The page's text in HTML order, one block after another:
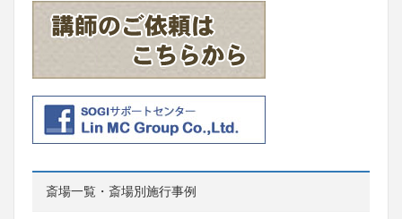
斎場一覧・斎場別施行事例